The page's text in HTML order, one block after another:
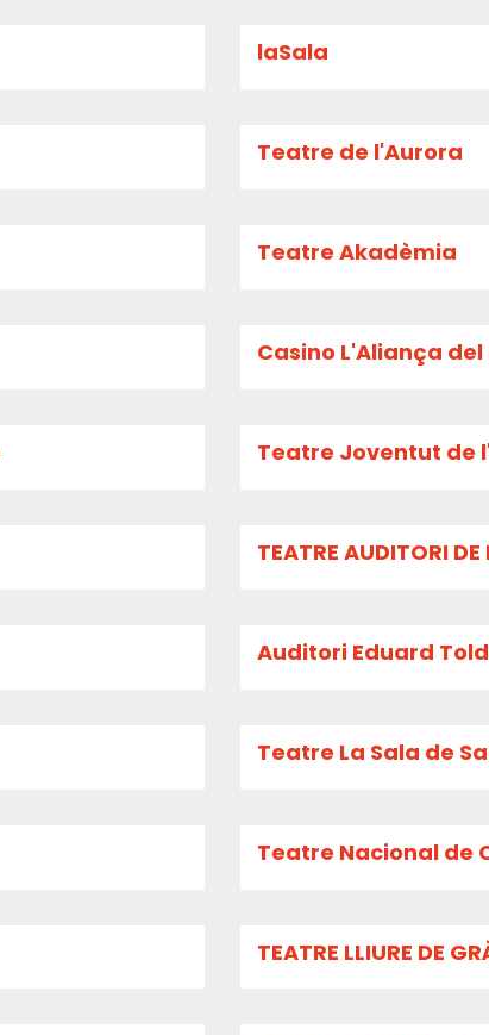
laSala
Teatre de l'Aurora
Teatre Akadèmia
Casino L'Aliança
Teatre Joventut de
TEATRE AUDITORI DE
Auditori Eduard
Teatre La Sala de
Teatre Nacional de
TEATRE LLIURE DE